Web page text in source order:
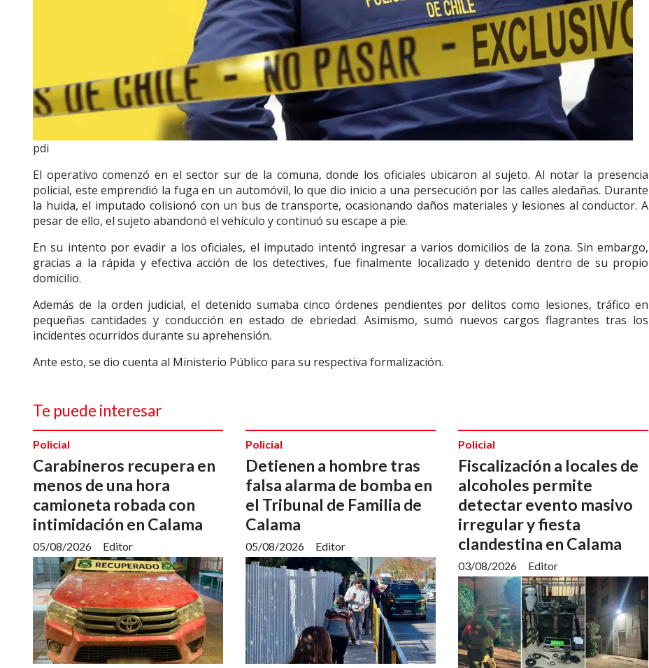
pdi
El operativo comenzó en el sector sur de la comuna, donde los oficiales ubicaron al sujeto. Al notar la presencia
policial, este emprendió la fuga en un automóvil, lo que dio inicio a una persecución por las calles aledañas. Durante
la huida, el imputado colisionó con un bus de transporte, ocasionando daños materiales y lesiones al conductor. A
pesar de ello, el sujeto abandonó el vehículo y continuó su escape a pie.
En su intento por evadir a los oficiales, el imputado intentó ingresar a varios domicilios de la zona. Sin embargo,
gracias a la rápida y efectiva acción de los detectives, fue finalmente localizado y detenido dentro de su propio
domicilio.
Además de la orden judicial, el detenido sumaba cinco órdenes pendientes por delitos como lesiones, tráfico en
pequeñas cantidades y conducción en estado de ebriedad. Asimismo, sumó nuevos cargos flagrantes tras los
incidentes ocurridos durante su aprehensión.
Ante esto, se dio cuenta al Ministerio Público para su respectiva formalización.
Te puede interesar
Carabineros recupera en
menos de una hora
camioneta robada con
intimidación en Calama
Editor
Policial
05/08/2026
Detienen a hombre tras
falsa alarma de bomba en
el Tribunal de Familia de
Calama
Editor
Policial
05/08/2026
Fiscalización a locales de
alcoholes permite
detectar evento masivo
irregular y fiesta
clandestina en Calama
Editor
Policial
03/08/2026